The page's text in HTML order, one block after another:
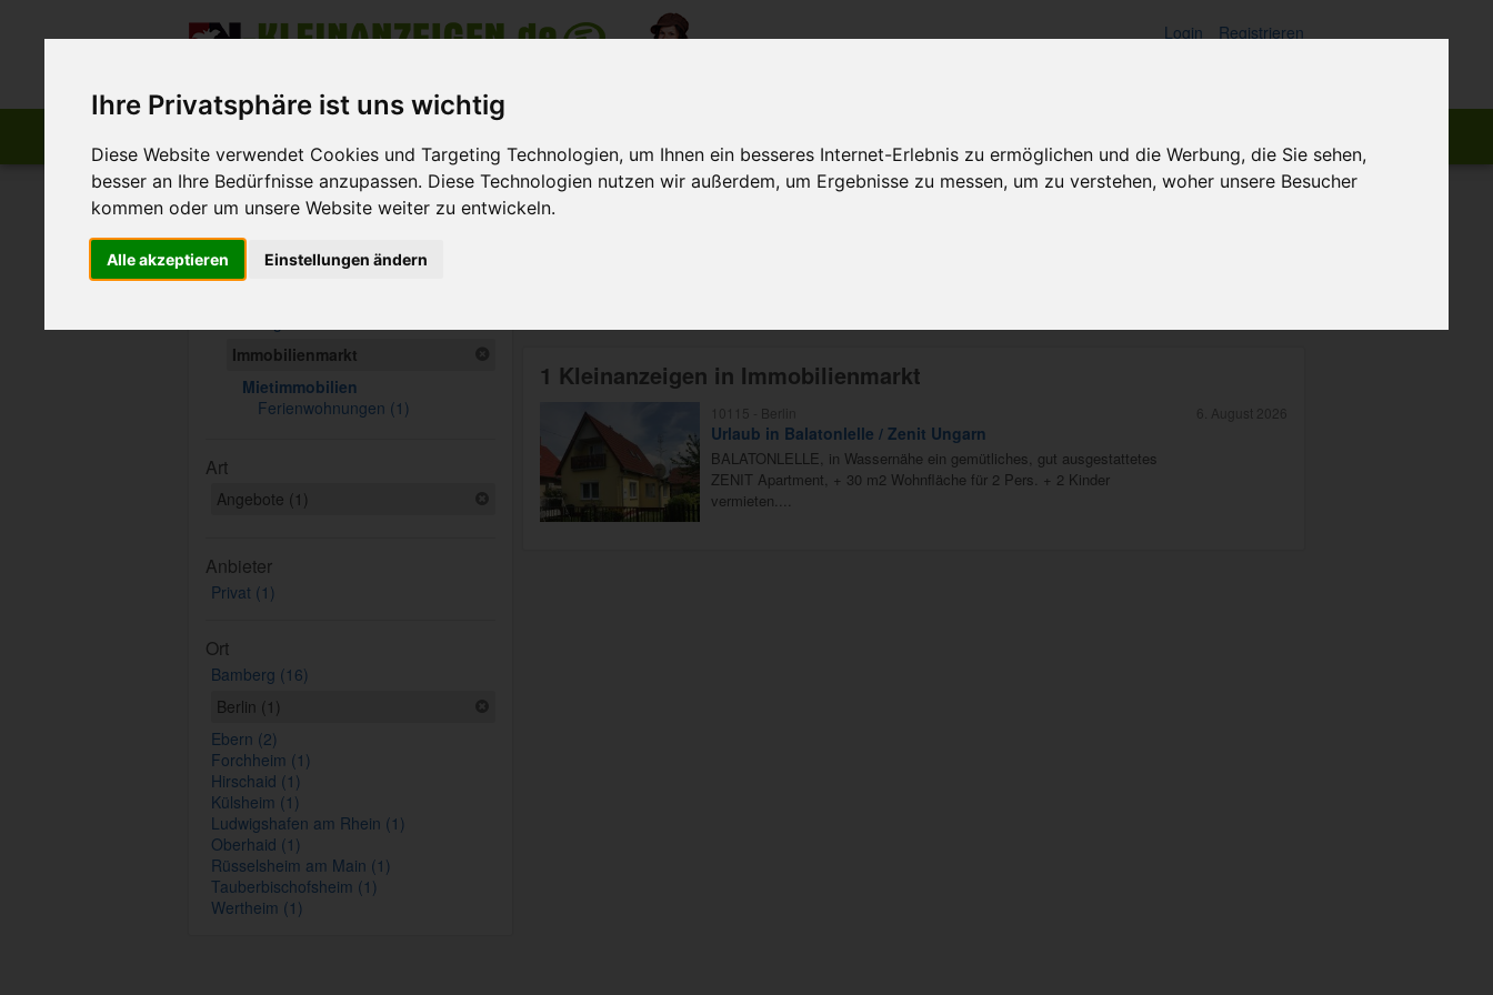
Ihre Privatsphäre ist uns wichtig
Diese Website verwendet Cookies und Targeting Technologien, um Ihnen ein besseres Internet-Erlebnis zu ermöglichen und die Werbung, die Sie sehen,
besser an Ihre Bedürfnisse anzupassen. Diese Technologien nutzen wir außerdem, um Ergebnisse zu messen, um zu verstehen, woher unsere Besucher
kommen oder um unsere Website weiter zu entwickeln.
Alle akzeptieren Einstellungen ändern
Login Registrieren
FN-Kleinanzeigen> Immobilienmarkt
Suche eingrenzen
Immobilienmarkt
Mietimmobilien
Ferienwohnungen (1)
Art
Angebote (1)
Anbieter
Privat (1)
Ort
Bamberg (16)
Berlin (1)
Ebern (2)
Forchheim (1)
Hirschaid (1)
Külsheim (1)
Ludwigshafen am Rhein (1)
Oberhaid (1)
Rüsselsheim am Main (1)
Tauberbischofsheim (1)
Wertheim (1)
1 Kleinanzeigen in Immobilienmarkt
Urlaub in Balatonlelle / Zenit Ungarn
BALATONLELLE, in Wassernähe ein gemütliches, gut ausgestattetes
ZENIT Apartment, + 30 m2 Wohnfläche für 2 Pers. + 2 Kinder
vermieten....